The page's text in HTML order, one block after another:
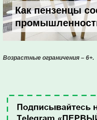
Как пензенцы
Возрастные ограничения – 6+.